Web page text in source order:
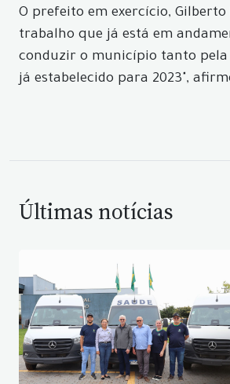
O prefeito em exercício,
trabalho que já está em
conduzir o município tanto pela
já estabelecido para 2023",
Últimas notícias